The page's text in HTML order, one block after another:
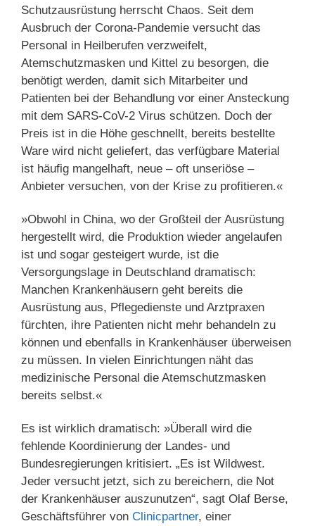
Schutzausrüstung herrscht Chaos. Seit dem
Ausbruch der Corona-Pandemie versucht das
Personal in Heilberufen verzweifelt,
Atemschutzmasken und Kittel zu besorgen, die
benötigt werden, damit sich Mitarbeiter und
Patienten bei der Behandlung vor einer Ansteckung
mit dem SARS-CoV-2 Virus schützen. Doch der
Preis ist in die Höhe geschnellt, bereits bestellte
Ware wird nicht geliefert, das verfügbare Material
ist häufig mangelhaft, neue – oft unseriöse –
Anbieter versuchen, von der Krise zu profitieren.«
»Obwohl in China, wo der Großteil der Ausrüstung
hergestellt wird, die Produktion wieder angelaufen
ist und sogar gesteigert wurde, ist die
Versorgungslage in Deutschland dramatisch:
Manchen Krankenhäusern geht bereits die
Ausrüstung aus, Pflegedienste und Arztpraxen
fürchten, ihre Patienten nicht mehr behandeln zu
können und ebenfalls in Krankenhäuser überweisen
zu müssen. In vielen Einrichtungen näht das
medizinische Personal die Atemschutzmasken
bereits selbst.«
Es ist wirklich dramatisch: »Überall wird die
fehlende Koordinierung der Landes- und
Bundesregierungen kritisiert. „Es ist Wildwest.
Jeder versucht jetzt, sich zu bereichern, die Not
der Krankenhäuser auszunutzen“, sagt Olaf Berse,
Geschäftsführer von Clinicpartner, einer